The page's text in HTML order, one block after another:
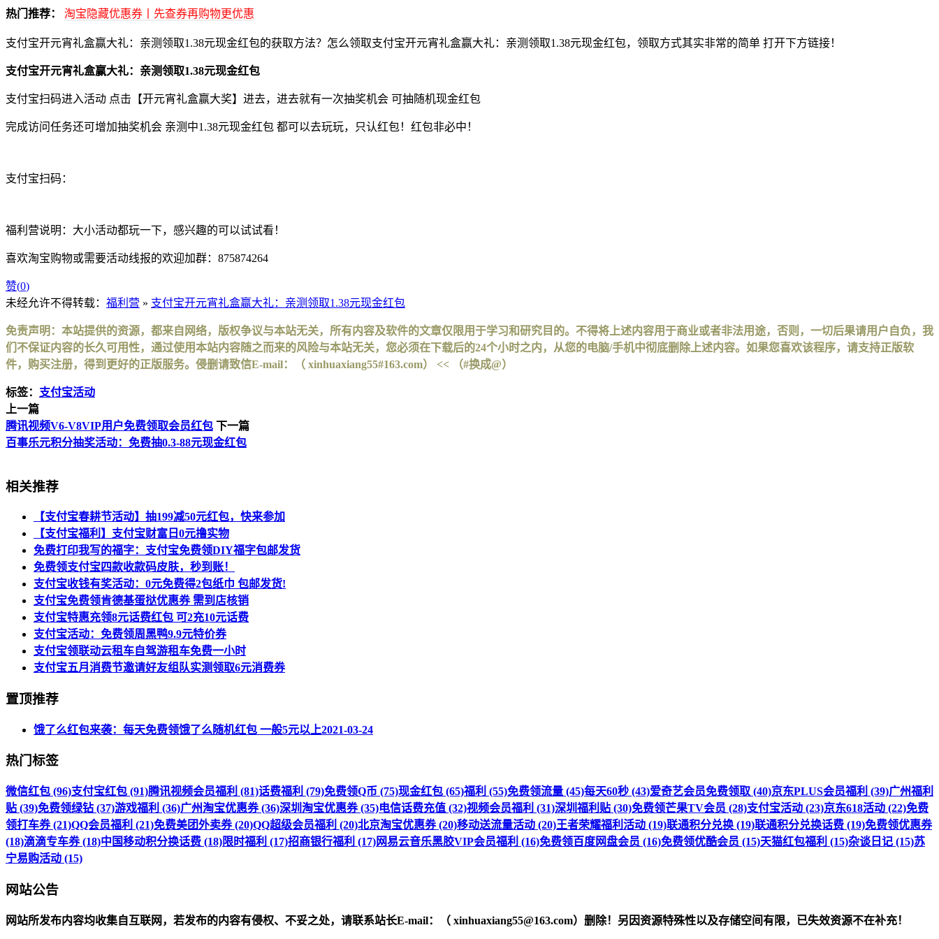
热门推荐： 淘宝隐藏优惠券丨先查券再购物更优惠
支付宝开元宵礼盒赢大礼：亲测领取1.38元现金红包的获取方法？怎么领取支付宝开元宵礼盒赢大礼：亲测领取1.38元现金红包，领取方式其实非常的简单 打开下方链接！
支付宝开元宵礼盒赢大礼：亲测领取1.38元现金红包
支付宝扫码进入活动 点击【开元宵礼盒赢大奖】进去，进去就有一次抽奖机会 可抽随机现金红包
完成访问任务还可增加抽奖机会 亲测中1.38元现金红包 都可以去玩玩，只认红包！红包非必中！
支付宝扫码：
福利营说明：大小活动都玩一下，感兴趣的可以试试看！
喜欢淘宝购物或需要活动线报的欢迎加群：875874264
赞(0)
未经允许不得转载： 福利营 » 支付宝开元宵礼盒赢大礼：亲测领取1.38元现金红包
免责声明：本站提供的资源，都来自网络，版权争议与本站无关，所有内容及软件的文章仅限用于学习和研究目的。不得将上述内容用于商业或者非法用途，否则，一切后果请用户自负，我
们不保证内容的长久可用性，通过使用本站内容随之而来的风险与本站无关，您必须在下载后的24个小时之内，从您的电脑/手机中彻底删除上述内容。如果您喜欢该程序，请支持正版软
件，购买注册，得到更好的正版服务。侵删请致信E-mail：（ xinhuaxiang55#163.com） << （#换成@）
标签： 支付宝活动
上一篇
腾讯视频V6-V8VIP用户免费领取会员红包 下一篇
百事乐元积分抽奖活动：免费抽0.3-88元现金红包
相关推荐
【支付宝春耕节活动】抽199减50元红包，快来参加
【支付宝福利】支付宝财富日0元撸实物
免费打印我写的福字：支付宝免费领DIY福字包邮发货
免费领支付宝四款收款码皮肤，秒到账！
支付宝收钱有奖活动：0元免费得2包纸巾 包邮发货!
支付宝免费领肯德基蛋挞优惠券 需到店核销
支付宝特惠充领8元话费红包 可2充10元话费
支付宝活动：免费领周黑鸭9.9元特价券
支付宝领联动云租车自驾游租车免费一小时
支付宝五月消费节邀请好友组队实测领取6元消费券
置顶推荐
饿了么红包来袭：每天免费领饿了么随机红包 一般5元以上2021-03-24
热门标签
微信红包 (96)支付宝红包 (91)腾讯视频会员福利 (81)话费福利 (79)免费领Q币 (75)现金红包 (65)福利 (55)免费领流量 (45)每天60秒 (43)爱奇艺会员免费领取 (40)京东PLUS会员福利 (39)广州福利
贴 (39)免费领绿钻 (37)游戏福利 (36)广州淘宝优惠券 (36)深圳淘宝优惠券 (35)电信话费充值 (32)视频会员福利 (31)深圳福利贴 (30)免费领芒果TV会员 (28)支付宝活动 (23)京东618活动 (22)免费
领打车券 (21)QQ会员福利 (21)免费美团外卖券 (20)QQ超级会员福利 (20)北京淘宝优惠券 (20)移动送流量活动 (20)王者荣耀福利活动 (19)联通积分兑换 (19)联通积分兑换话费 (19)免费领优惠券
(18)滴滴专车券 (18)中国移动积分换话费 (18)限时福利 (17)招商银行福利 (17)网易云音乐黑胶VIP会员福利 (16)免费领百度网盘会员 (16)免费领优酷会员 (15)天猫红包福利 (15)杂谈日记 (15)苏
宁易购活动 (15)
网站公告
网站所发布内容均收集自互联网，若发布的内容有侵权、不妥之处，请联系站长E-mail：（ xinhuaxiang55@163.com）删除！另因资源特殊性以及存储空间有限，已失效资源不在补充！